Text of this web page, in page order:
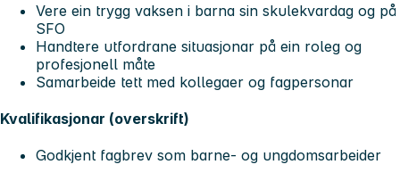
Vere ein trygg vaksen i barna sin skulekvardag og på
SFO
Handtere utfordrane situasjonar på ein roleg og
profesjonell måte
Samarbeide tett med kollegaer og fagpersonar
Kvalifikasjonar (overskrift)
Godkjent fagbrev som barne- og ungdomsarbeider